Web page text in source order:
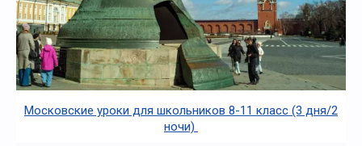
Московские уроки для школьников 8-11 класс (3 дня/2
ночи)